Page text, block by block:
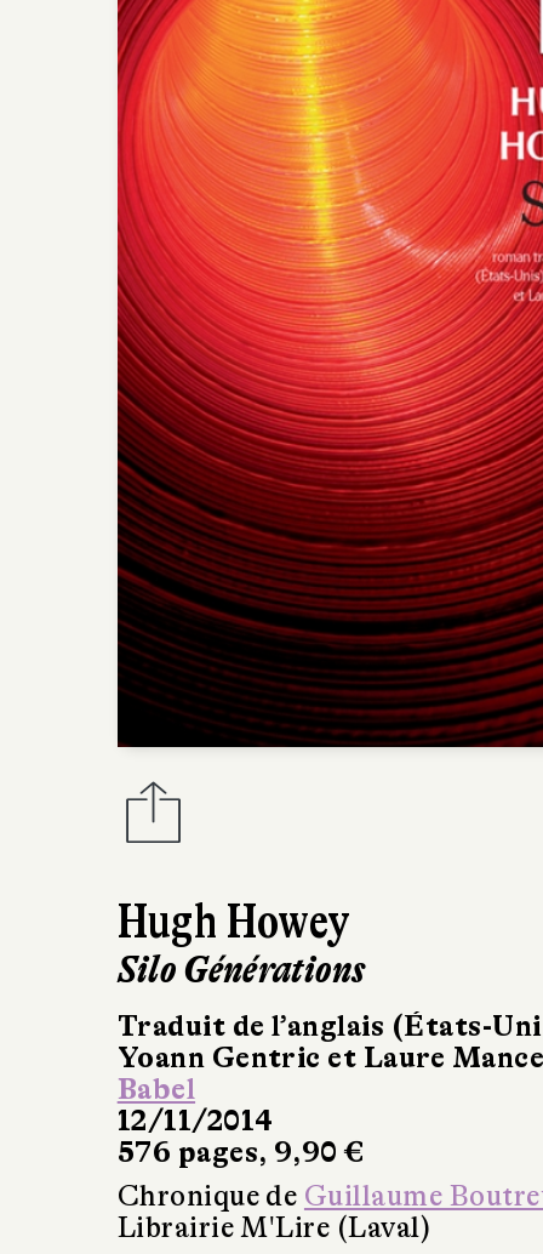
Hugh Howey
Silo Générations
Traduit de l’anglais (États-
Yoann Gentric et Laure
Babel
12/11/2014
576 pages, 9,90 €
Chronique de Guillaume
Librairie M'Lire (Laval)